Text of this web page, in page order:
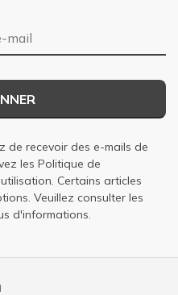
de recevoir des e-mails de
les Politique de
. Certains articles
Veuillez consulter les
d'informations.